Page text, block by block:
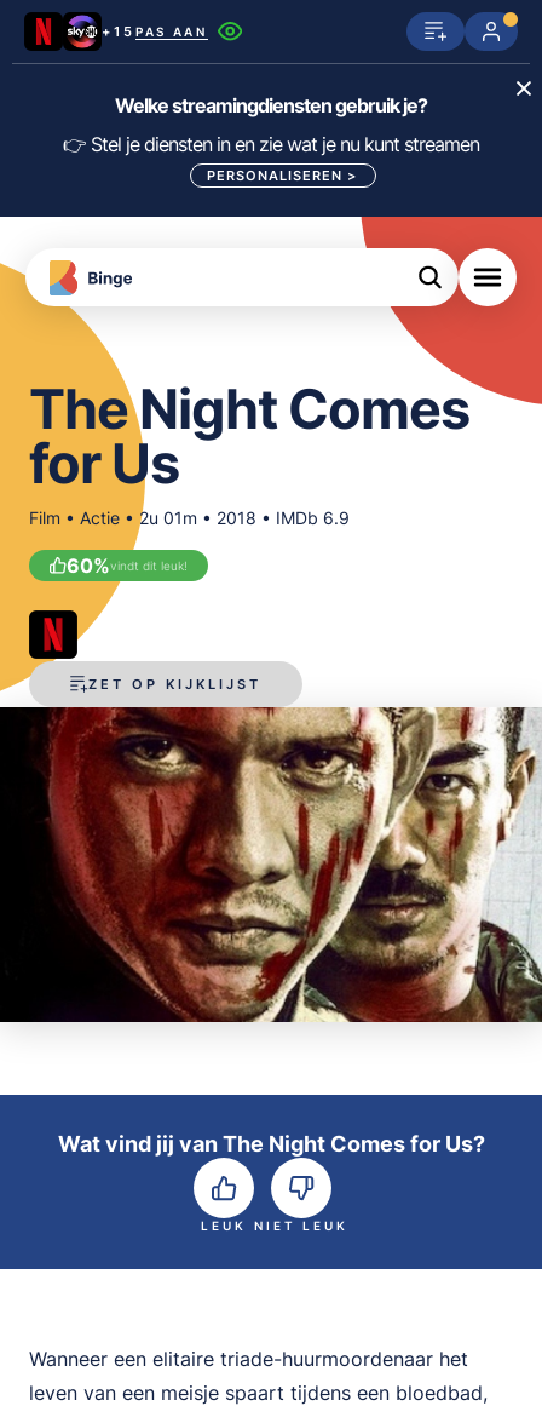
+15 PAS AAN
Netflix SkyShowtime Prime Video
Disney+ Videoland HBO Max
Viaplay Apple TV
KIJK
meJane Canal+
FILTER FILMS EN SERIES OP MIJN
DIENSTEN
Welke streamingdiensten gebruik je?
👉 Stel je diensten in en zie wat je nu kunt streamen
PERSONALISEREN >
Download
de
Binge
The Night Comes
for Us
Film • Actie • 2u 01m • 2018 • IMDb 6.9
60%vindt dit leuk!
ZET OP KIJKLIJST
Wat vind jij van The Night Comes for Us?
LEUK NIET LEUK
Wanneer een elitaire triade-huurmoordenaar het
leven van een meisje spaart tijdens een bloedbad,